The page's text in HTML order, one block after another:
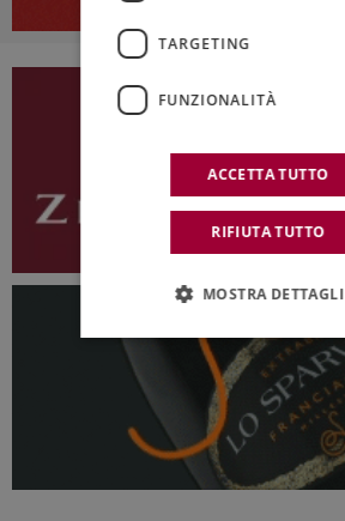
TARGETING
FUNZIONALITÀ
ACCETTA TUTTO
RIFIUTA TUTTO
MOSTRA DETTAGLI